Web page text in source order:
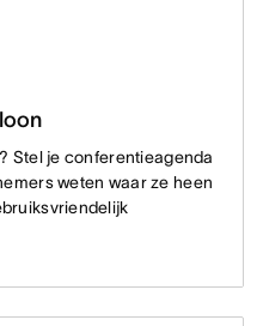
Stel je conferentieagenda
weten waar ze heen